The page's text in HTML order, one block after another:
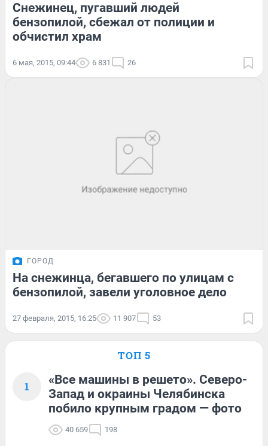
Снежинец, пугавший людей
бензопилой, сбежал от полиции и
обчистил храм
6 мая, 2015, 09:44 6 831 26
ГОРОД
На снежинца, бегавшего по улицам с
бензопилой, завели уголовное дело
27 февраля, 2015, 16:25 11 907 53
ТОП 5
1
«Все машины в решето». Северо-
Запад и окраины Челябинска
побило крупным градом — фото
40 659 198